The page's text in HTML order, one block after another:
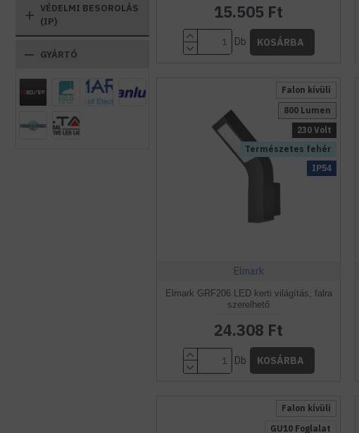
GYÁRTÓ
VÉDELMI BESOROLÁS
(IP)
15.505 Ft
Db KOSÁRBA
Természetes fehér
Falon kívüli
800 Lumen
230 Volt
IP54
Elmark
Elmark GRF206 LED kerti világítás, falra
szerelhető
24.308 Ft
Db KOSÁRBA
Falon kívüli
GU10 Foglalat